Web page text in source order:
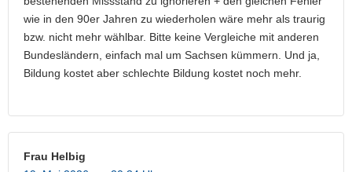
wie in den 90er Jahren zu wiederholen wäre mehr als traurig
bzw. nicht mehr wählbar. Bitte keine Vergleiche mit anderen
Bundesländern, einfach mal um Sachsen kümmern. Und ja,
Bildung kostet aber schlechte Bildung kostet noch mehr.
Frau Helbig